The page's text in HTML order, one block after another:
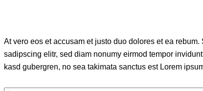
At vero eos et accusam et justo duo dolores et ea
sadipscing elitr, sed diam nonumy eirmod tempor
kasd gubergren, no sea takimata sanctus est Lorem